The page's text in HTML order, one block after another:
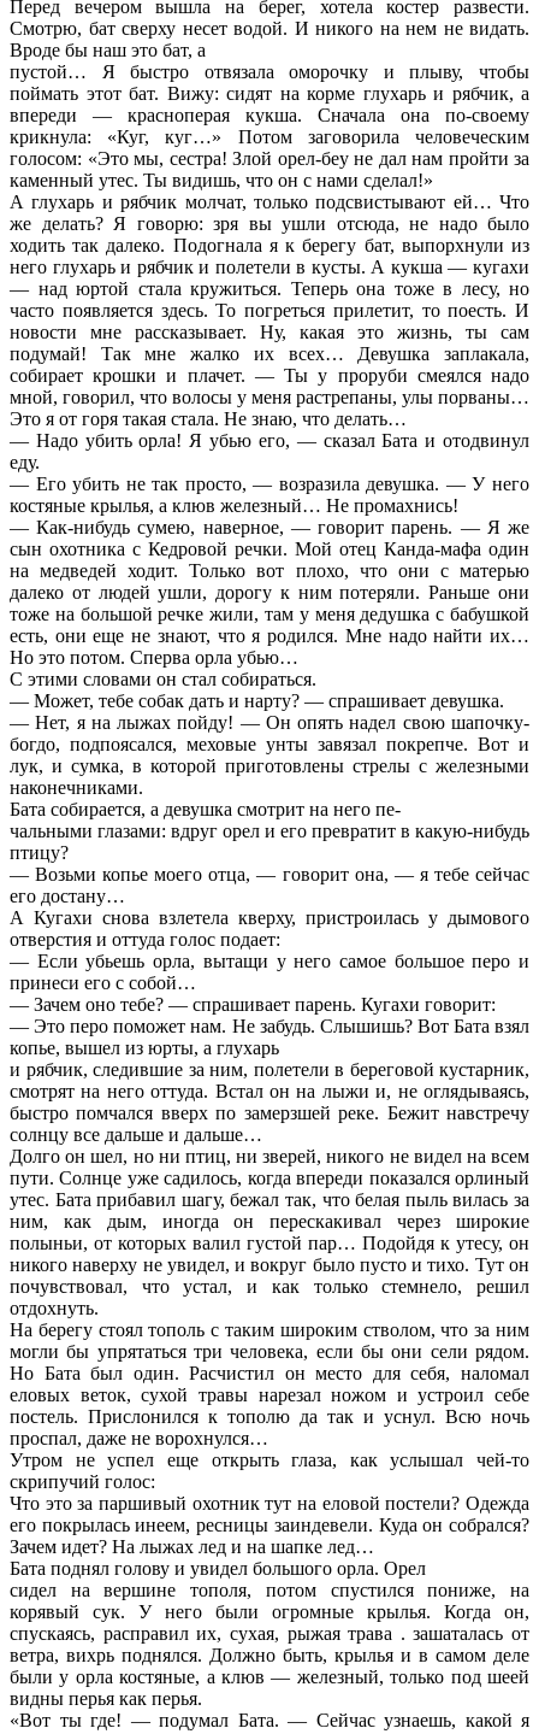
Перед вечером вышла на берег, хотела костер развести.
Смотрю, бат сверху несет водой. И никого на нем не видать.
Вроде бы наш это бат, а
пустой… Я быстро отвязала оморочку и плыву, чтобы
поймать этот бат. Вижу: сидят на корме глухарь и рябчик, а
впереди — красноперая кукша. Сначала она по-своему
крикнула: «Куг, куг…» Потом заговорила человеческим
голосом: «Это мы, сестра! Злой орел-беу не дал нам пройти за
каменный утес. Ты видишь, что он с нами сделал!»
А глухарь и рябчик молчат, только подсвистывают ей… Что
же делать? Я говорю: зря вы ушли отсюда, не надо было
ходить так далеко. Подогнала я к берегу бат, выпорхнули из
него глухарь и рябчик и полетели в кусты. А кукша — кугахи
— над юртой стала кружиться. Теперь она тоже в лесу, но
часто появляется здесь. То погреться прилетит, то поесть. И
новости мне рассказывает. Ну, какая это жизнь, ты сам
подумай! Так мне жалко их всех… Девушка заплакала,
собирает крошки и плачет. — Ты у проруби смеялся надо
мной, говорил, что волосы у меня растрепаны, улы порваны…
Это я от горя такая стала. Не знаю, что делать…
— Надо убить орла! Я убью его, — сказал Бата и отодвинул
еду.
— Его убить не так просто, — возразила девушка. — У него
костяные крылья, а клюв железный… Не промахнись!
— Как-нибудь сумею, наверное, — говорит парень. — Я же
сын охотника с Кедровой речки. Мой отец Канда-мафа один
на медведей ходит. Только вот плохо, что они с матерью
далеко от людей ушли, дорогу к ним потеряли. Раньше они
тоже на большой речке жили, там у меня дедушка с бабушкой
есть, они еще не знают, что я родился. Мне надо найти их…
Но это потом. Сперва орла убью…
С этими словами он стал собираться.
— Может, тебе собак дать и нарту? — спрашивает девушка.
— Нет, я на лыжах пойду! — Он опять надел свою шапочку-
богдо, подпоясался, меховые унты завязал покрепче. Вот и
лук, и сумка, в которой приготовлены стрелы с железными
наконечниками.
Бата собирается, а девушка смотрит на него пе-
чальными глазами: вдруг орел и его превратит в какую-нибудь
птицу?
— Возьми копье моего отца, — говорит она, — я тебе сейчас
его достану…
А Кугахи снова взлетела кверху, пристроилась у дымового
отверстия и оттуда голос подает:
— Если убьешь орла, вытащи у него самое большое перо и
принеси его с собой…
— Зачем оно тебе? — спрашивает парень. Кугахи говорит:
— Это перо поможет нам. Не забудь. Слышишь? Вот Бата взял
копье, вышел из юрты, а глухарь
и рябчик, следившие за ним, полетели в береговой кустарник,
смотрят на него оттуда. Встал он на лыжи и, не оглядываясь,
быстро помчался вверх по замерзшей реке. Бежит навстречу
солнцу все дальше и дальше…
Долго он шел, но ни птиц, ни зверей, никого не видел на всем
пути. Солнце уже садилось, когда впереди показался орлиный
утес. Бата прибавил шагу, бежал так, что белая пыль вилась за
ним, как дым, иногда он перескакивал через широкие
полыньи, от которых валил густой пар… Подойдя к утесу, он
никого наверху не увидел, и вокруг было пусто и тихо. Тут он
почувствовал, что устал, и как только стемнело, решил
отдохнуть.
На берегу стоял тополь с таким широким стволом, что за ним
могли бы упрятаться три человека, если бы они сели рядом.
Но Бата был один. Расчистил он место для себя, наломал
еловых веток, сухой травы нарезал ножом и устроил себе
постель. Прислонился к тополю да так и уснул. Всю ночь
проспал, даже не ворохнулся…
Утром не успел еще открыть глаза, как услышал чей-то
скрипучий голос:
Что это за паршивый охотник тут на еловой постели? Одежда
его покрылась инеем, ресницы заиндевели. Куда он собрался?
Зачем идет? На лыжах лед и на шапке лед…
Бата поднял голову и увидел большого орла. Орел
сидел на вершине тополя, потом спустился пониже, на
корявый сук. У него были огромные крылья. Когда он,
спускаясь, расправил их, сухая, рыжая трава . зашаталась от
ветра, вихрь поднялся. Должно быть, крылья и в самом деле
были у орла костяные, а клюв — железный, только под шеей
видны перья как перья.
«Вот ты где! — подумал Бата. — Сейчас узнаешь, какой я